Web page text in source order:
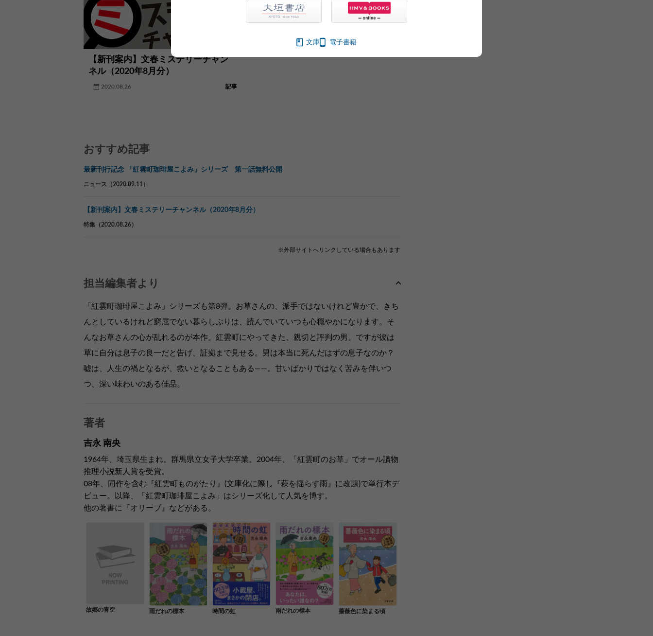
【新刊案内】文春ミステリーチャン
ネル（2020年8月分）
2020.08.26 記事
おすすめ記事
最新刊行記念 「紅雲町珈琲屋こよみ」シリーズ 第一話無料公開
ニュース（2020.09.11）
【新刊案内】文春ミステリーチャンネル（2020年8月分）
特集（2020.08.26）
※外部サイトへリンクしている場合もあります
担当編集者より
「紅雲町珈琲屋こよみ」シリーズも第8弾。お草さんの、派手ではないけれど豊かで、きち
んとしているけれど窮屈でない暮らしぶりは、読んでいていつも心穏やかになります。そ
んなお草さんの心が乱れるのが本作。紅雲町にやってきた、親切と評判の男。ですが彼は
草に自分は息子の良一だと告げ、証拠まで見せる。男は本当に死んだはずの息子なのか？
嘘は、人生の禍となるが、救いとなることもある――。甘いばかりではなく苦みを伴いつ
つ、深い味わいのある佳品。
著者
吉永 南央
1964年、埼玉県生まれ。群馬県立女子大学卒業。2004年、「紅雲町のお草」でオール讀物
推理小説新人賞を受賞。
08年、同作を含む『紅雲町ものがたり』(文庫化に際し『萩を揺らす雨』に改題)で単行本デ
ビュー。以降、「紅雲町珈琲屋こよみ」はシリーズ化して人気を博す。
他の著書に『オリーブ』などがある。
故郷の青空 雨だれの標本 時間の虹 雨だれの標本 薔薇色に染まる頃
文庫 電子書籍